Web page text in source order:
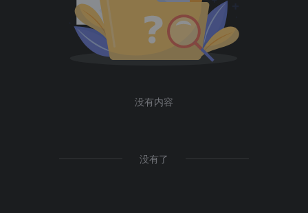
没有内容
没有了